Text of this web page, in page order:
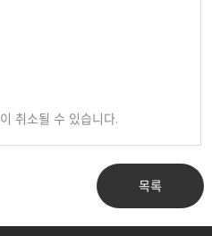
취소될 수 있습니다.
목록